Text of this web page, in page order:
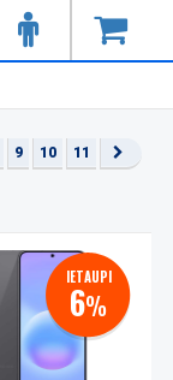
9 10 11
IETAUPI
6%